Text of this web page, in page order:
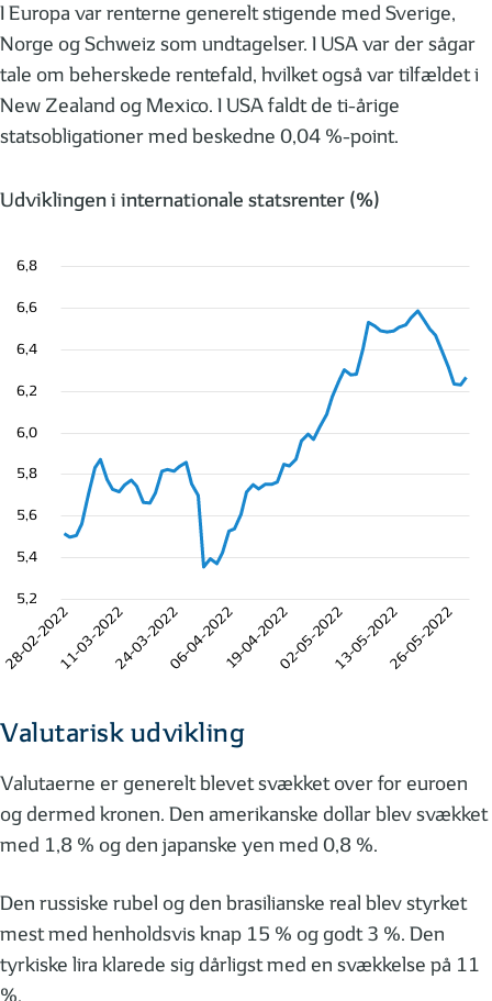
I Europa var renterne generelt stigende med Sverige,
Norge og Schweiz som undtagelser. I USA var der sågar
tale om beherskede rentefald, hvilket også var tilfældet i
New Zealand og Mexico. I USA faldt de ti-årige
statsobligationer med beskedne 0,04 %-point.
Udviklingen i internationale statsrenter (%)
28-02-202211-03-202224-03-202206-04-202219-04-202202-05-202213-05-202226-05-2022
5,2
5,4
5,6
5,8
6,0
6,2
6,4
6,6
6,8
Valutarisk udvikling
Valutaerne er generelt blevet svækket over for euroen
og dermed kronen. Den amerikanske dollar blev svækket
med 1,8 % og den japanske yen med 0,8 %.
Den russiske rubel og den brasilianske real blev styrket
mest med henholdsvis knap 15 % og godt 3 %. Den
tyrkiske lira klarede sig dårligst med en svækkelse på 11
%.